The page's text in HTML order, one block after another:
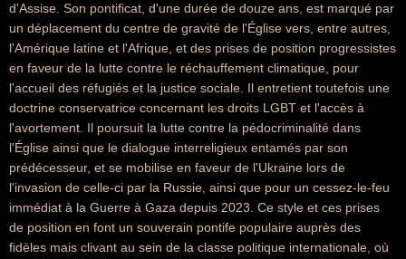
d'Assise. Son pontificat, d'une durée de douze ans, est marqué par
un déplacement du centre de gravité de l'Église vers, entre autres,
l'Amérique latine et l'Afrique, et des prises de position progressistes
en faveur de la lutte contre le réchauffement climatique, pour
l'accueil des réfugiés et la justice sociale. Il entretient toutefois une
doctrine conservatrice concernant les droits LGBT et l'accès à
l'avortement. Il poursuit la lutte contre la pédocriminalité dans
l'Église ainsi que le dialogue interreligieux entamés par son
prédécesseur, et se mobilise en faveur de l'Ukraine lors de
l'invasion de celle-ci par la Russie, ainsi que pour un cessez-le-feu
immédiat à la Guerre à Gaza depuis 2023. Ce style et ces prises
de position en font un souverain pontife populaire auprès des
fidèles mais clivant au sein de la classe politique internationale, où